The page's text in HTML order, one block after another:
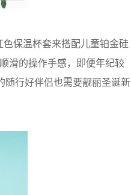
保温杯套来搭配儿童铂金硅
滑的操作手感，即便年纪较
随行好伴侣也需要靓丽圣诞新